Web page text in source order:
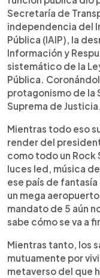
Secretaría de
independencia del
Pública (IAIP), la
Información y
sistemático de la
Pública.
protagonismo de la
Suprema de Justicia.
Mientras todo eso
render del
como todo un Rock
luces led, música
ese país de
un mega
mandato de 5 aún
sabe cómo se va a
Mientras tanto, los
mutuamente por
metaverso del que